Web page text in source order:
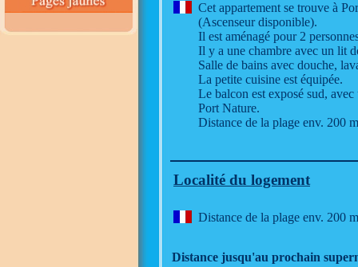
Cet appartement se trouve à
(Ascenseur disponible).
Il est aménagé pour 2
Il y a une chambre avec un lit
Salle de bains avec douche,
La petite cuisine est équipée.
Le balcon est exposé sud,
Port Nature.
Distance de la plage env. 200
Localité du logement
Distance de la plage env. 200
Distance jusqu'au prochain